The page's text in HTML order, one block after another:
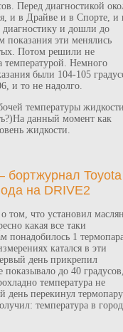
Перед диагностикой
и в Драйве и в Спорте, и
диагностику и дошли до
показания эти менялись
Потом решили не
температурой. Немного
были 104-105
и то не надолго.
температуры
данный момент как
жидкости.
Toyota
на DRIVE2
том, что установил
какая все таки
понадобилось 1
катался в эти
день прикрепил
показывало до 40
температура не
день перекинул термопару
температура в